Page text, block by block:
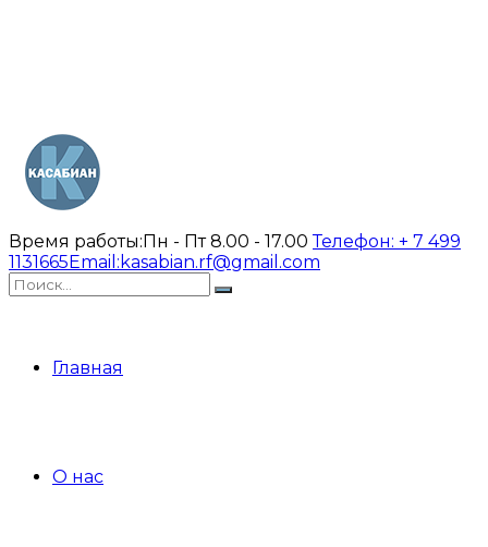
Время работы:Пн - Пт 8.00 - 17.00Телефон: + 7 499
1131665Email: kasabian.rf@gmail.com
Главная
О нас